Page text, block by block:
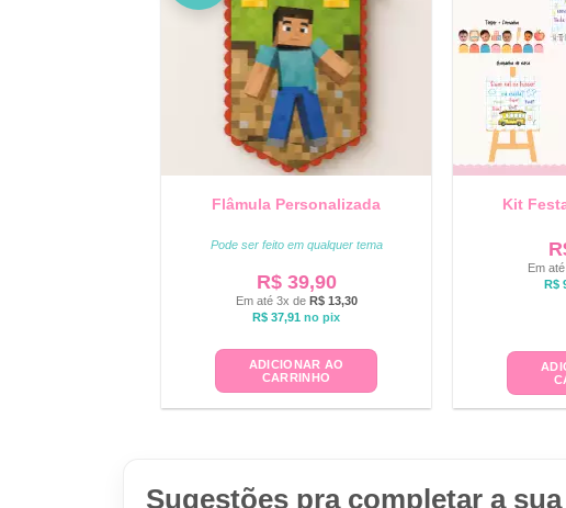
Flâmula Personalizada
Pode ser feito em qualquer tema
R$39,90
Em até 3x de R$13,30
R$ 37,91 no pix
ADICIONAR AO
CARRINHO
Kit
Em
R$
Sugestões pra completar a